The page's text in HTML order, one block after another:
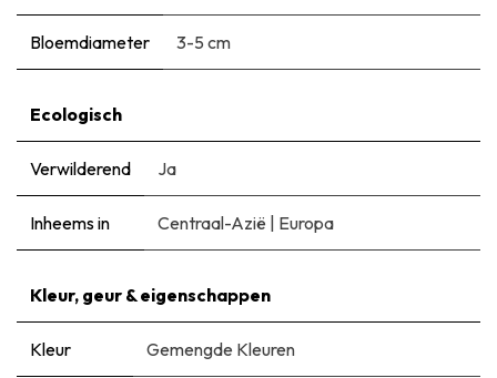
Bloemdiameter 3-5 cm
Ecologisch
Verwilderend Ja
Inheems in Centraal-Azië | Europa
Kleur, geur & eigenschappen
Kleur Gemengde Kleuren